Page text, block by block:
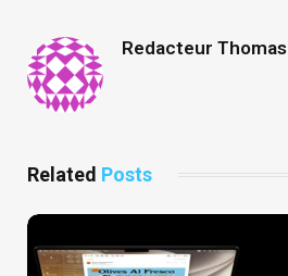
Redacteur Thomas
Related Posts